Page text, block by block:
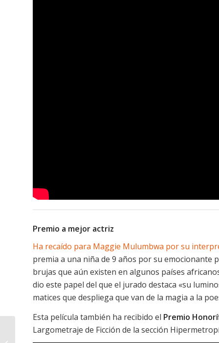
Premio a mejor actriz
Ha recaído para Maggie Mulumbwa por su
premia a una niña de 9 años por su emocionante
brujas que aún existen en algunos países
dio este papel del que el jurado destaca «su
matices que despliega que van de la magia a la
Esta película también ha recibido el Premio
Largometraje de Ficción de la sección
Grupo Bogolán